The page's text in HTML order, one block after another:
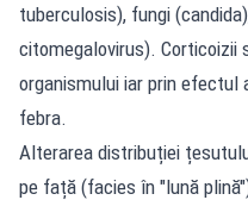
tuberculosis), fungi
citomegalovirus). Corticoizii
organismului iar prin
febra.
Alterarea distribuției
pe față (facies în "lună